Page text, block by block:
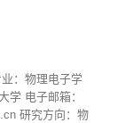
：物理电子学
学 电子邮箱：
研究方向：物